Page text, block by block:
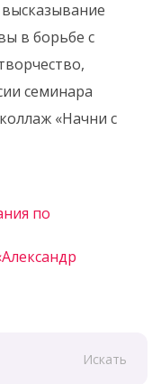
в борьбе с
семинара
«Начни с
по
Искать